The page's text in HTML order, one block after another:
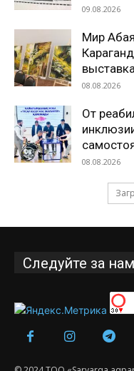
09.08.2026
Мир
выставка
08.08.2026
От
08.08.2026
Следуйте за